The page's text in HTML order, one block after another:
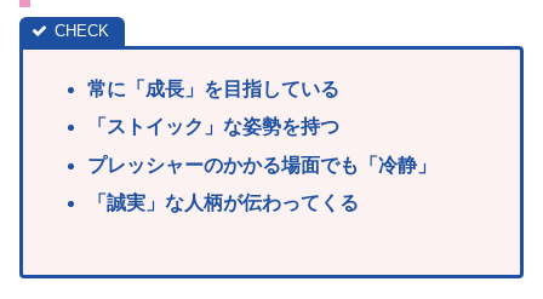
常に「成長」を目指している
「ストイック」な姿勢を持つ
プレッシャーのかかる場面でも「冷静」
「誠実」な人柄が伝わってくる